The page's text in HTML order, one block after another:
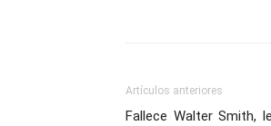
Artículos anteriores
Fallece Walter Smith,